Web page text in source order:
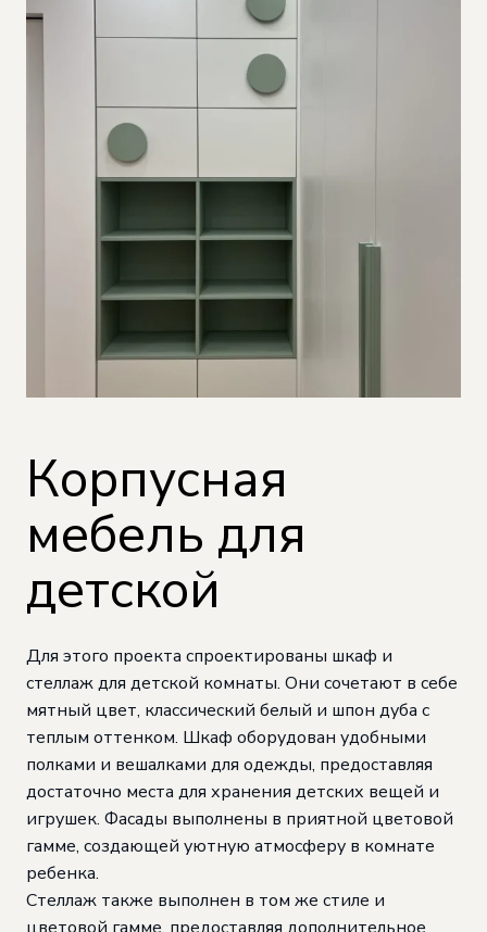
Корпусная
мебель для
детской
Для этого проекта спроектированы шкаф и
стеллаж для детской комнаты. Они сочетают в себе
мятный цвет, классический белый и шпон дуба с
теплым оттенком. Шкаф оборудован удобными
полками и вешалками для одежды, предоставляя
достаточно места для хранения детских вещей и
игрушек. Фасады выполнены в приятной цветовой
гамме, создающей уютную атмосферу в комнате
ребенка.
Стеллаж также выполнен в том же стиле и